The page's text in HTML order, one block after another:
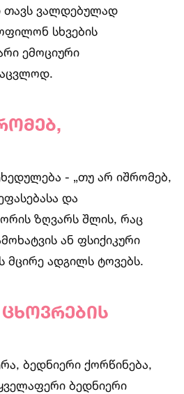
თავს ვალდებულად
სხვების
ემოციური
- „თუ არ იშრომებ,
და
ზღვარს შლის, რაც
ან ფსიქიკური
ადგილს ტოვებს.
ბედნიერი ქორწინება,
ბედნიერი